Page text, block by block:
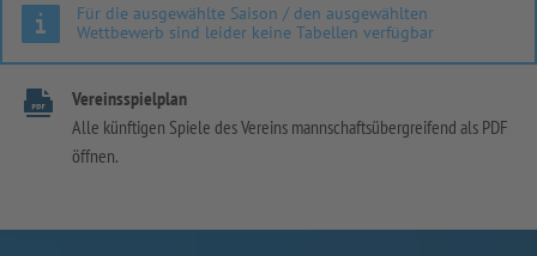
Für die ausgewählte Saison / den ausgewählten
Wettbewerb sind leider keine Tabellen verfügbar
Vereinsspielplan
Alle künftigen Spiele des Vereins mannschaftsübergreifend als PDF
öffnen.